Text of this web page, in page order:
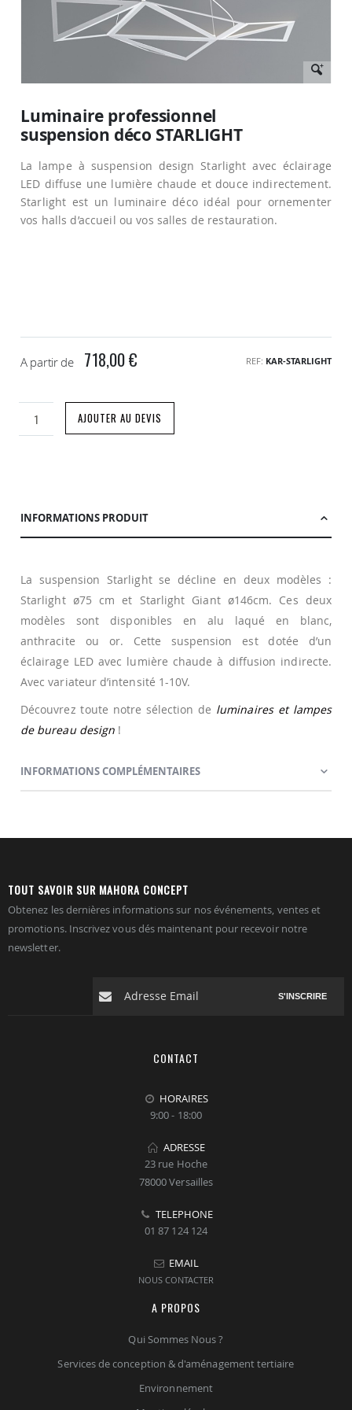
début
de
Galerie
d’images
Luminaire professionnel
suspension déco STARLIGHT
La lampe à suspension design Starlight avec éclairage
LED diffuse une lumière chaude et douce indirectement.
Starlight est un luminaire déco idéal pour ornementer
vos halls d’accueil ou vos salles de restauration.
A partir de 718,00 € REF KAR-STARLIGHT
AJOUTER AU DEVIS
INFORMATIONS PRODUIT
La suspension Starlight se décline en deux modèles :
Starlight ø75 cm et Starlight Giant ø146cm. Ces deux
modèles sont disponibles en alu laqué en blanc,
anthracite ou or. Cette suspension est dotée d’un
éclairage LED avec lumière chaude à diffusion indirecte.
Avec variateur d’intensité 1-10V.
Découvrez toute notre sélection de luminaires et lampes
de bureau design !
INFORMATIONS COMPLÉMENTAIRES
TOUT SAVOIR SUR MAHORA CONCEPT
Obtenez les dernières informations sur nos événements, ventes et
promotions. Inscrivez vous dés maintenant pour recevoir notre
newsletter.
S'INSCRIRE
CONTACT
HORAIRES
9:00 - 18:00
ADRESSE
23 rue Hoche
78000 Versailles
TELEPHONE
01 87 124 124
EMAIL
NOUS CONTACTER
A PROPOS
Qui Sommes Nous ?
Services de conception & d'aménagement tertiaire
Environnement